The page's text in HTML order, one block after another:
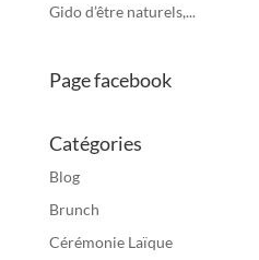
Gido d’être naturels,...
Page facebook
Catégories
Blog
Brunch
Cérémonie Laïque